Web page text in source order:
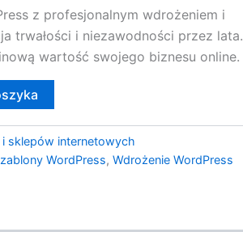
z profesjonalnym wdrożeniem i
trwałości i niezawodności przez lata.
wartość swojego biznesu online.
sklepów internetowych
WordPress, Wdrożenie WordPress